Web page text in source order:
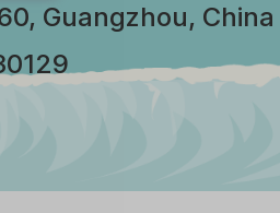
Guangzhou, China